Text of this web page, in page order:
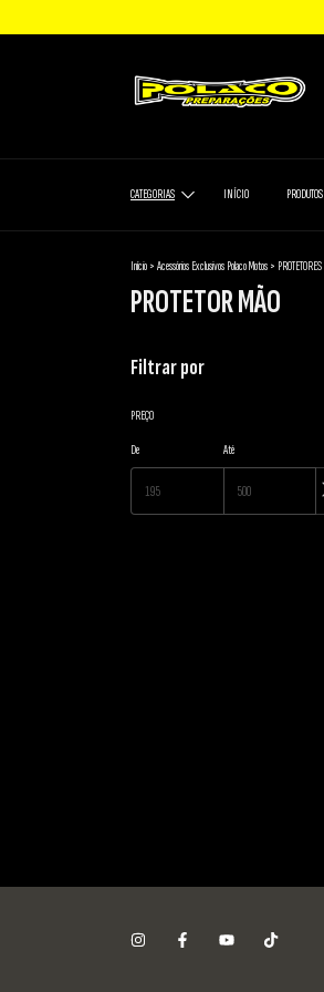
CATEGORIAS INÍCIO PRODUTOS
Início > Acessórios Exclusivos Polaco Motos > PROTETORES
PROTETOR MÃO
Filtrar por
PREÇO
De Até